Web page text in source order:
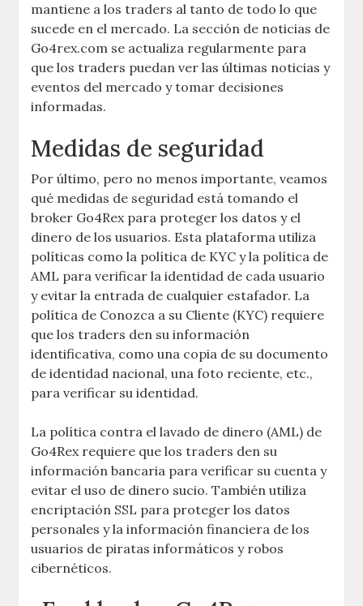
mantiene a los traders al tanto de todo lo que
sucede en el mercado. La sección de noticias de
Go4rex.com se actualiza regularmente para
que los traders puedan ver las últimas noticias y
eventos del mercado y tomar decisiones
informadas.
Medidas de seguridad
Por último, pero no menos importante, veamos
qué medidas de seguridad está tomando el
broker Go4Rex para proteger los datos y el
dinero de los usuarios. Esta plataforma utiliza
políticas como la política de KYC y la política de
AML para verificar la identidad de cada usuario
y evitar la entrada de cualquier estafador. La
política de Conozca a su Cliente (KYC) requiere
que los traders den su información
identificativa, como una copia de su documento
de identidad nacional, una foto reciente, etc.,
para verificar su identidad.
La política contra el lavado de dinero (AML) de
Go4Rex requiere que los traders den su
información bancaria para verificar su cuenta y
evitar el uso de dinero sucio. También utiliza
encriptación SSL para proteger los datos
personales y la información financiera de los
usuarios de piratas informáticos y robos
cibernéticos.